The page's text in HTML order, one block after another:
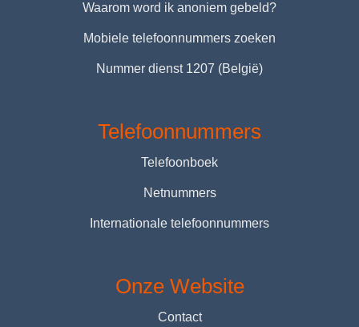
Waarom word ik anoniem gebeld?
Mobiele telefoonnummers zoeken
Nummer dienst 1207 (België)
Telefoonnummers
Telefoonboek
Netnummers
Internationale telefoonnummers
Onze Website
Contact